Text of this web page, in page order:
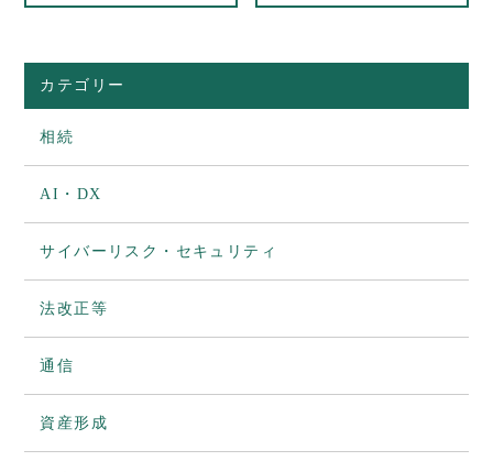
カテゴリー
相続
AI・DX
サイバーリスク・セキュリティ
法改正等
通信
資産形成